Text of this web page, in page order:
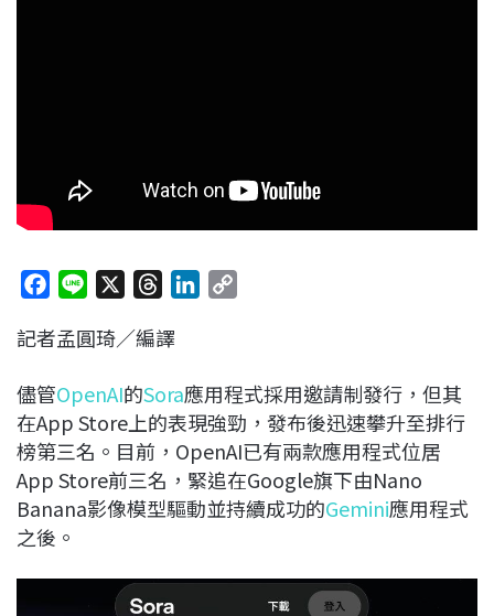
c
b
o
o
k
n
r
a
d
s
e
d
I
n
L
i
n
k
記者孟圓琦／編譯
儘管OpenAI的Sora應用程式採用邀請制發行，但其
在App Store上的表現強勁，發布後迅速攀升至排行
榜第三名。目前，OpenAI已有兩款應用程式位居
App Store前三名，緊追在Google旗下由Nano
Banana影像模型驅動並持續成功的Gemini應用程式
之後。